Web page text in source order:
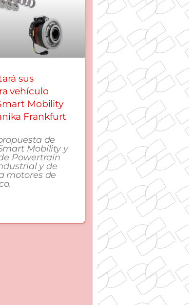
sus
vehículo
Mobility
Frankfurt
de
Mobility y
Powertrain
y de
motores de